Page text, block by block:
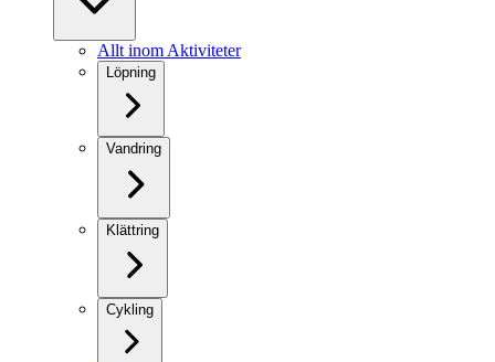
Allt inom Aktiviteter
Löpning
Vandring
Klättring
Cykling